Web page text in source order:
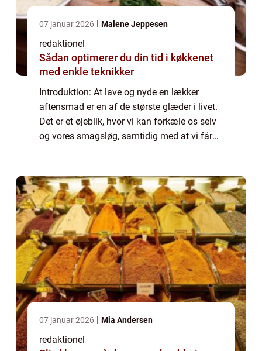
07 januar 2026 Malene Jeppesen
redaktionel
Sådan optimerer du din tid i køkkenet
med enkle teknikker
Introduktion: At lave og nyde en lækker
aftensmad er en af de største glæder i livet.
Det er et øjeblik, hvor vi kan forkæle os selv
og vores smagsløg, samtidig med at vi får
07 januar 2026 Mia Andersen
redaktionel